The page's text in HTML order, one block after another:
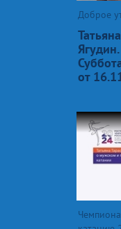
Доброе
от